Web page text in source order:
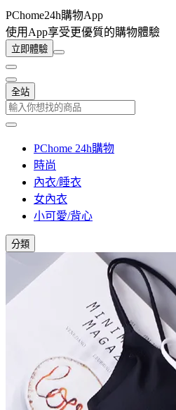
PChome24h購物App
使用App享受更優質的購物體驗
立即體驗
全站
PChome 24h購物
時尚
內衣/睡衣
女內衣
小可愛/背心
分類